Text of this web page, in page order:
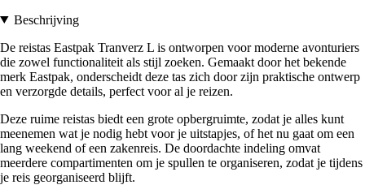
Beschrijving
De reistas Eastpak Tranverz L is ontworpen voor moderne avonturiers
die zowel functionaliteit als stijl zoeken. Gemaakt door het bekende
merk Eastpak, onderscheidt deze tas zich door zijn praktische ontwerp
en verzorgde details, perfect voor al je reizen.
Deze ruime reistas biedt een grote opbergruimte, zodat je alles kunt
meenemen wat je nodig hebt voor je uitstapjes, of het nu gaat om een
lang weekend of een zakenreis. De doordachte indeling omvat
meerdere compartimenten om je spullen te organiseren, zodat je tijdens
je reis georganiseerd blijft.